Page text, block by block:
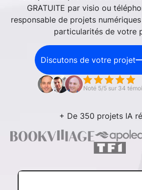
GRATUITE par visio ou
responsable de projets
particularités de votre
Discutons de votre projet
Noté 5/5 sur 34
+ De 350 projets IA